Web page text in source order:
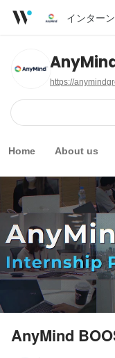
インター
https://
Home About us
AnyMind